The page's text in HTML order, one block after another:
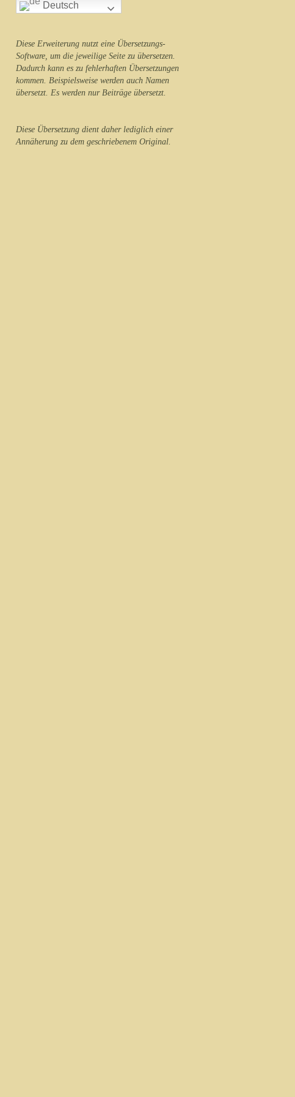
Deutsch
Diese Erweiterung nutzt eine Übersetzungs-
Software, um die jeweilige Seite zu übersetzen.
Dadurch kann es zu fehlerhaften Übersetzungen
kommen. Beispielsweise werden auch Namen
übersetzt. Es werden nur Beiträge übersetzt.
Diese Übersetzung dient daher lediglich einer
Annäherung zu dem geschriebenem Original.